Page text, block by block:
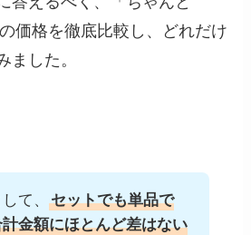
価格を徹底比較し、どれだけ
ました。
て、セットでも単品で
金額にほとんど差はない